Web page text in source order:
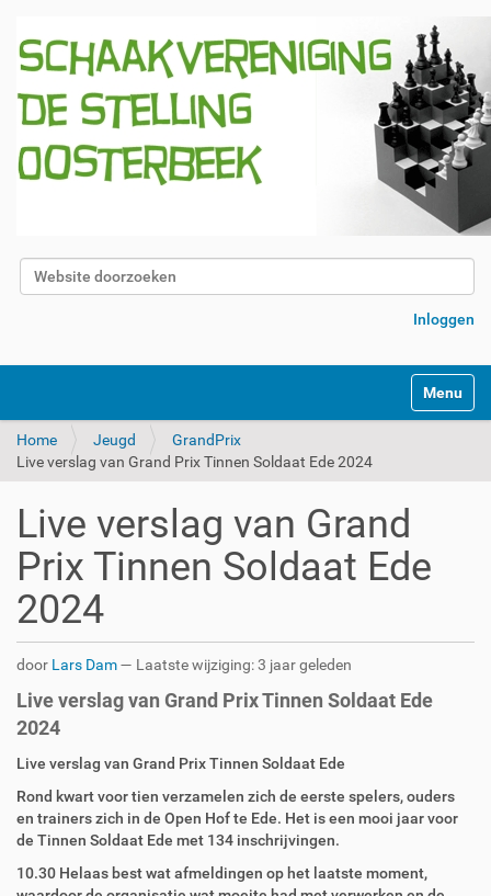
Zoek
Inloggen
Klap
Home Jeugd
GrandPrix
Live verslag van Grand Prix Tinnen Soldaat Ede 2024
Live verslag van Grand
Prix Tinnen Soldaat Ede
2024
door Lars Dam— Laatste wijziging:3 jaar geleden
Live verslag van Grand Prix Tinnen Soldaat Ede
2024
Live verslag van Grand Prix Tinnen Soldaat Ede
Rond kwart voor tien verzamelen zich de eerste spelers, ouders
en trainers zich in de Open Hof te Ede. Het is een mooi jaar voor
de Tinnen Soldaat Ede met 134 inschrijvingen.
10.30 Helaas best wat afmeldingen op het laatste moment,